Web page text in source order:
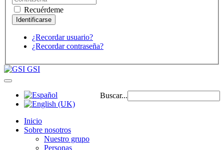
Recuérdeme
¿Recordar usuario?
¿Recordar contraseña?
GSI
Buscar...
Inicio
Sobre nosotros
Nuestro grupo
Personas